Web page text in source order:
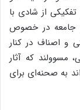
از شادی با
جامعه در خصوص
و اصناف در کنار
مسوولند که آثار
به صحنه‌ای برای